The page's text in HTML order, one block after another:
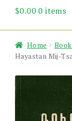
$0.00 0 items
Home
Hayastan Mij-